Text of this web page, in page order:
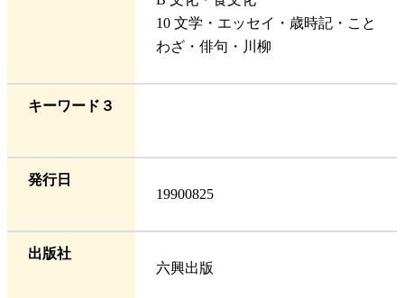
10 文学・エッセイ・歳時記・こと
わざ・俳句・川柳
キーワード３
発行日
19900825
出版社
六興出版